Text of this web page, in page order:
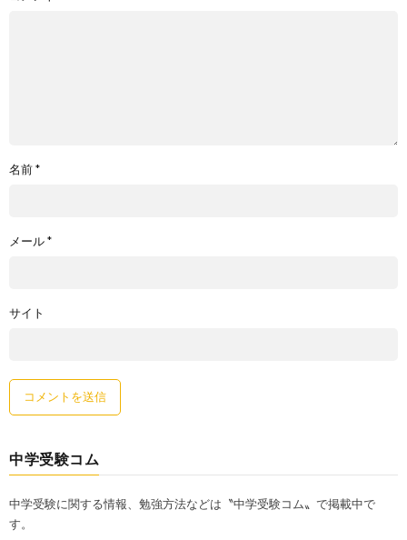
名前*
メール*
サイト
中学受験コム
中学受験に関する情報、勉強方法などは〝中学受験コム〟で掲載中で
す。